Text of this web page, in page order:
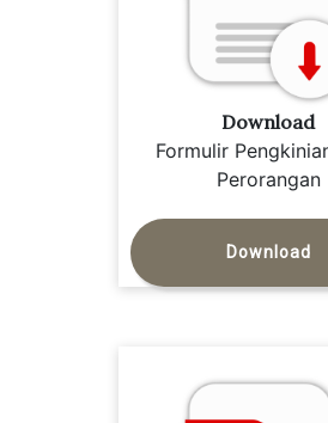
Download
Formulir
Perorangan
Download